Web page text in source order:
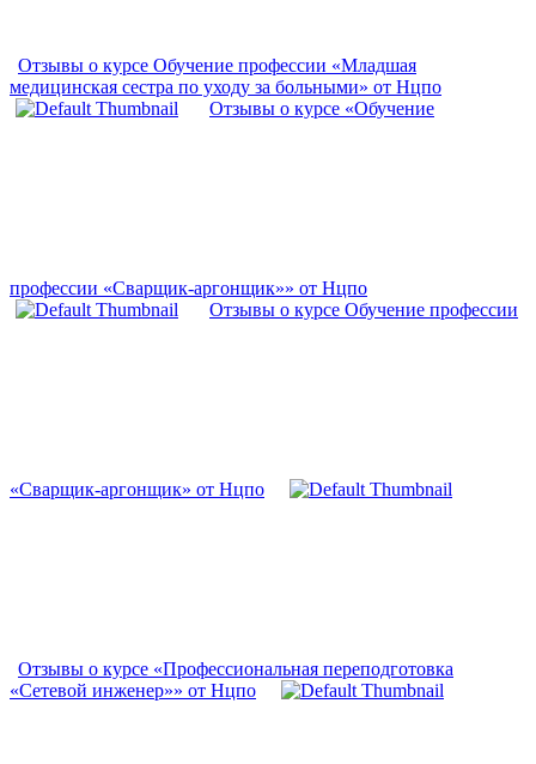
Отзывы о курсе Обучение профессии «Младшая
медицинская сестра по уходу за больными» от Нцпо
Отзывы о курсе «Обучение
профессии «Сварщик-аргонщик»» от Нцпо
Отзывы о курсе Обучение профессии
«Сварщик-аргонщик» от Нцпо
Отзывы о курсе «Профессиональная переподготовка
«Сетевой инженер»» от Нцпо